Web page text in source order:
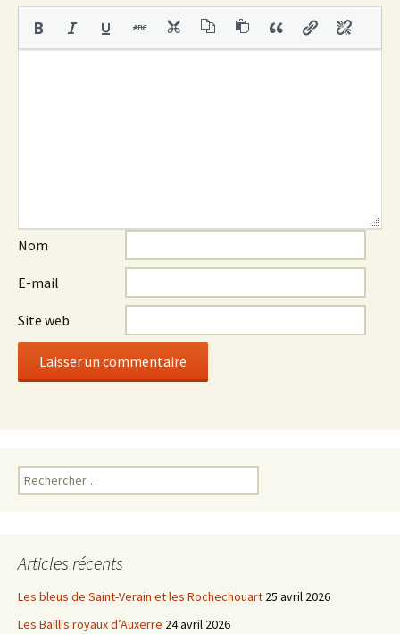
Nom
E-mail
Site web
Rechercher :
Articles récents
Les bleus de Saint-Verain et les Rochechouart 25 avril 2026
Les Baillis royaux d’Auxerre 24 avril 2026